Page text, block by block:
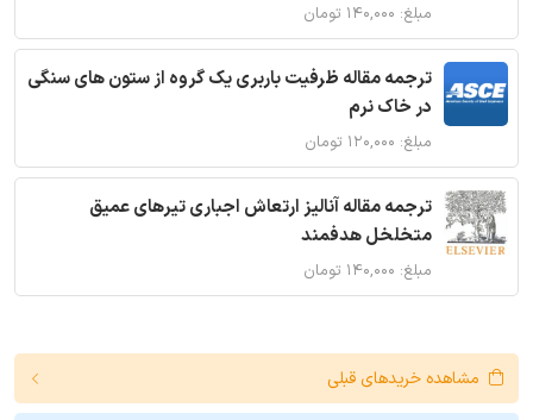
مبلغ: ۱۴۰,۰۰۰ تومان
ترجمه مقاله ظرفیت باربری یک گروه از ستون های سنگی
در خاک نرم
مبلغ: ۱۲۰,۰۰۰ تومان
ترجمه مقاله آنالیز ارتعاش اجباری تیرهای عمیق
متخلخل هدفمند
مبلغ: ۱۴۰,۰۰۰ تومان
مشاهده خریدهای قبلی